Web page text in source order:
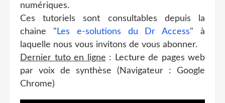
numériques.
Ces tutoriels sont consultables depuis la
chaine " Les e-solutions du Dr Access" à
laquelle nous vous invitons de vous abonner.
Dernier tuto en ligne : Lecture de pages web
par voix de synthèse (Navigateur : Google
Chrome)